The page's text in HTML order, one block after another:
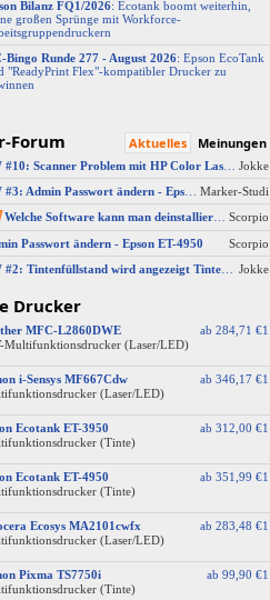
Bilanz FQ1/2026: Ecotank boomt weiterhin,
großen Sprünge mit Workforce-​
​Bingo Runde 277 -​ August 2026: Epson EcoTank
"ReadyPrint Flex"-​kompatibler Drucker zu
Forum Aktuelles Meinungen
AW #10: Scanner Problem mit HP Color Laserjet Pro MFP M479fdw
Jokke
AW #3: Admin Passwort ändern - Epson ET-4950
Marker-Studi
Welche Software kann man deinstallieren - welche ich zwingend erforderlich
Scorpio
Passwort ändern - Epson ET-4950
Scorpio
AW #2: Tintenfüllstand wird angezeigt Tintenfüllstand wird angezeigt, aber unter Druckkopf-Status -- Jokke
Drucker
ab 284,71 €1
MFC-L2860DWE
Multifunktionsdrucker (Laser/LED)
ab 346,17 €1
i-Sensys MF667Cdw
(Laser/LED)
ab 312,00 €1
Ecotank ET-3950
(Tinte)
ab 351,99 €1
Ecotank ET-4950
(Tinte)
ab 283,48 €1
Ecosys MA2101cwfx
(Laser/LED)
ab 99,90 €1
Pixma TS7750i
(Tinte)